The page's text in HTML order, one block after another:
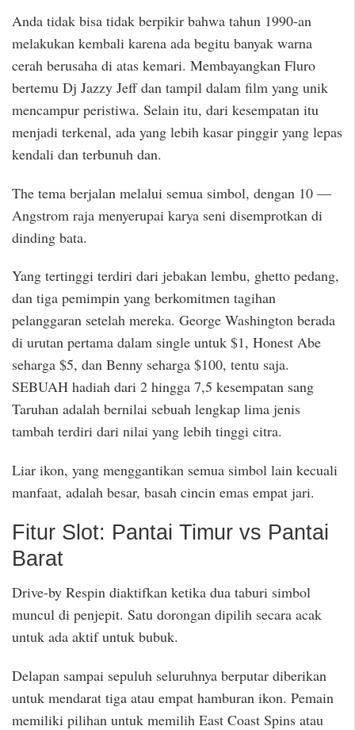
Anda tidak bisa tidak berpikir bahwa tahun 1990-an
melakukan kembali karena ada begitu banyak warna
cerah berusaha di atas kemari. Membayangkan Fluro
bertemu Dj Jazzy Jeff dan tampil dalam film yang unik
mencampur peristiwa. Selain itu, dari kesempatan itu
menjadi terkenal, ada yang lebih kasar pinggir yang lepas
kendali dan terbunuh dan.
The tema berjalan melalui semua simbol, dengan 10 —
Angstrom raja menyerupai karya seni disemprotkan di
dinding bata.
Yang tertinggi terdiri dari jebakan lembu, ghetto pedang,
dan tiga pemimpin yang berkomitmen tagihan
pelanggaran setelah mereka. George Washington berada
di urutan pertama dalam single untuk $1, Honest Abe
seharga $5, dan Benny seharga $100, tentu saja.
SEBUAH hadiah dari 2 hingga 7,5 kesempatan sang
Taruhan adalah bernilai sebuah lengkap lima jenis
tambah terdiri dari nilai yang lebih tinggi citra.
Liar ikon, yang menggantikan semua simbol lain kecuali
manfaat, adalah besar, basah cincin emas empat jari.
Fitur Slot: Pantai Timur vs Pantai
Barat
Drive-by Respin diaktifkan ketika dua taburi simbol
muncul di penjepit. Satu dorongan dipilih secara acak
untuk ada aktif untuk bubuk.
Delapan sampai sepuluh seluruhnya berputar diberikan
untuk mendarat tiga atau empat hamburan ikon. Pemain
memiliki pilihan untuk memilih East Coast Spins atau